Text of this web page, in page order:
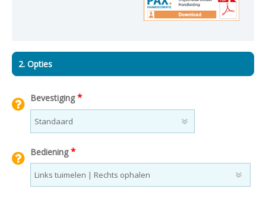
2. Opties
Bevestiging*
Bediening*